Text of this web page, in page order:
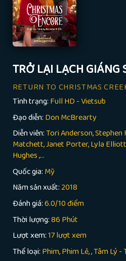
TRỞ LẠI LẠCH GIÁNG
RETURN TO CHRISTMAS
Tình trạng: Full HD - Vietsub
Đạo diễn: Don McBrearty
Diễn viên:Tori Anderson, Stephen
Matchett, Janet Porter, Lyla
Hughes ,...
Quốc gia: Mỹ
Năm sản xuất: 2018
Đánh giá:6.0/10 điểm
Thời lượng:86 Phút
Lượt xem:17 lượt xem
Thể loại: Phim Phim Lẻ ,Tâm Lý -